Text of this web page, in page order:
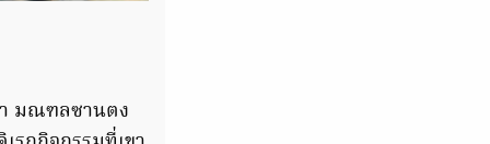
า มณฑลซานตง